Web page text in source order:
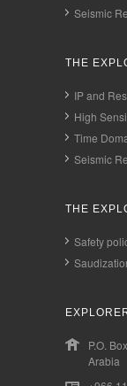
Seismic
THE
IP and
High
Time
Seismic
THE
Safety
P.O.
Arabia